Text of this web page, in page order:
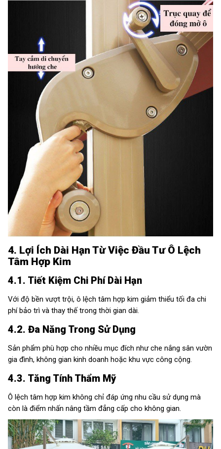
4. Lợi Ích Dài Hạn Từ Việc Đầu Tư Ô Lệch
Tâm Hợp Kim
4.1. Tiết Kiệm Chi Phí Dài Hạn
Với độ bền vượt trội, ô lệch tâm hợp kim giảm thiểu tối đa chi
phí bảo trì và thay thế trong thời gian dài.
4.2. Đa Năng Trong Sử Dụng
Sản phẩm phù hợp cho nhiều mục đích như che nắng sân vườn
gia đình, không gian kinh doanh hoặc khu vực công cộng.
4.3. Tăng Tính Thẩm Mỹ
Ô lệch tâm hợp kim không chỉ đáp ứng nhu cầu sử dụng mà
còn là điểm nhấn nâng tầm đẳng cấp cho không gian.